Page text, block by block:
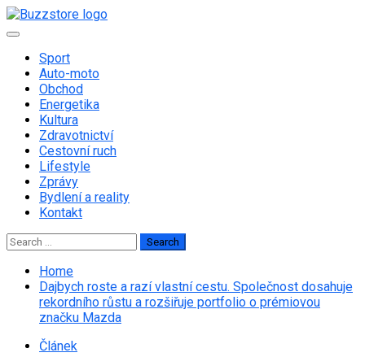
Skip
to
Primary
Sport
Auto-moto
Obchod
Energetika
Kultura
Zdravotnictví
Cestovní ruch
Lifestyle
Zprávy
Bydlení a reality
Kontakt
Search
for:
Home
Dajbych roste a razí vlastní cestu. Společnost dosahuje
rekordního růstu a rozšiřuje portfolio o prémiovou
značku Mazda
Článek